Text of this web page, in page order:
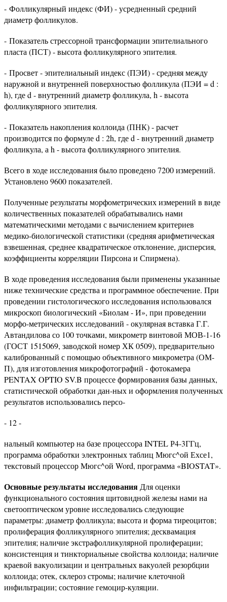
- Фолликулярный индекс (ФИ) - усредненный средний
диаметр фолликулов.
- Показатель стрессорной трансформации эпителиального
пласта (ПСТ) - высота фолликулярного эпителия.
- Просвет - эпителиальный индекс (ПЭИ) - средняя между
наружной и внутренней поверхностью фолликула (ПЭИ = d :
h), где d - внутренний диаметр фолликула, h - высота
фолликулярного эпителия.
- Показатель накопления коллоида (ПНК) - расчет
производится по формуле d : 2h, где d - внутренний диаметр
фолликула, а h - высота фолликулярного эпителия.
Всего в ходе исследования было проведено 7200 измерений.
Установлено 9600 показателей.
Полученные результаты морфометрических измерений в виде
количественных показателей обрабатывались нами
математическими методами с вычислением критериев
медико-биологической статистики (средняя арифметическая
взвешенная, среднее квадратическое отклонение, дисперсия,
коэффициенты корреляции Пирсона и Спирмена).
В ходе проведения исследования были применены указанные
ниже технические средства и программное обеспечение. При
проведении гистологического исследования использовался
микроскоп биологический «Биолам - И», при проведении
морфо-метрических исследований - окулярная вставка Г.Г.
Автандилова со 100 точками, микрометр винтовой МОВ-1-16
(ГОСТ 1515069, заводской номер ХК 0509), предварительно
калиброванный с помощью объективного микрометра (ОМ-
П), для изготовления микрофотографий - фотокамера
PENTAX OPTIO SV.B процессе формирования базы данных,
статистической обработки дан-ных и оформления полученных
результатов использовались персо-
- 12 -
нальный компьютер на базе процессора INTEL Р4-3ГГц,
программа обработки электронных таблиц Мюгс^ой Ехсе1,
текстовый процессор Мюгс^ой Word, программа «BIOSTAT».
Основные результаты исследования Для оценки
функционального состояния щитовидной железы нами на
светооптическом уровне исследовались следующие
параметры: диаметр фолликула; высота и форма тиреоцитов;
пролиферация фолликулярного эпителия; десквамация
эпителия; наличие экстрафолликулярной пролиферации;
консистенция и тинкториальные свойства коллоида; наличие
краевой вакуолизации и центральных вакуолей резорбции
коллоида; отек, склероз стромы; наличие клеточной
инфильтрации; состояние гемоцир-куляции.